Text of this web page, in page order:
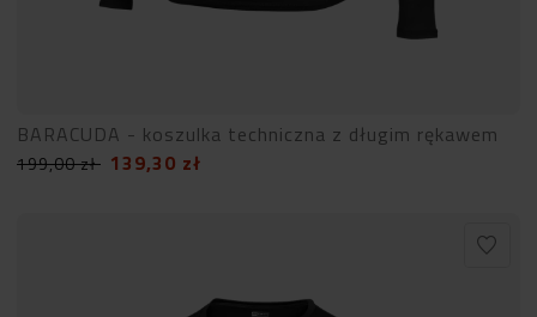
BARACUDA - koszulka techniczna z długim rękawem
199,00zł 139,30 zł